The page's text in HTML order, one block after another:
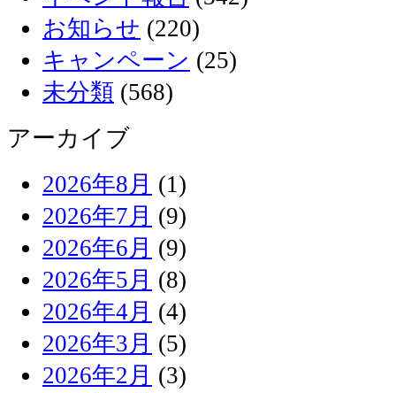
お知らせ (220)
キャンペーン (25)
未分類 (568)
アーカイブ
2026年8月 (1)
2026年7月 (9)
2026年6月 (9)
2026年5月 (8)
2026年4月 (4)
2026年3月 (5)
2026年2月 (3)